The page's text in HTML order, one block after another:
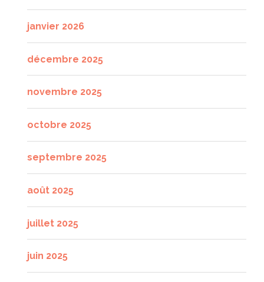
janvier 2026
décembre 2025
novembre 2025
octobre 2025
septembre 2025
août 2025
juillet 2025
juin 2025